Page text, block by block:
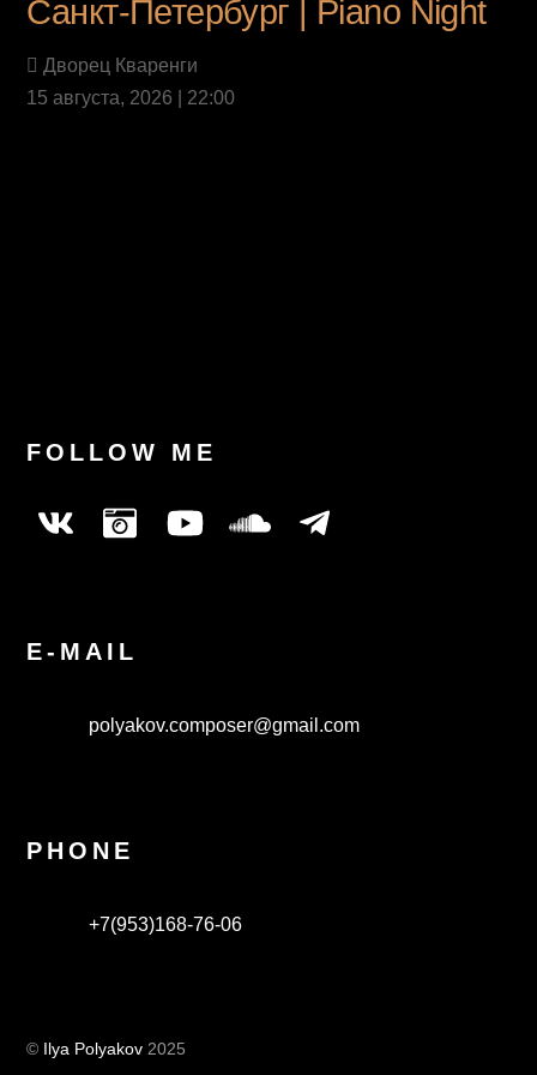
Санкт-Петербург | Piano Night
Дворец Кваренги
15 августа, 2026 | 22:00
FOLLOW ME
E-MAIL
polyakov.composer@gmail.com
PHONE
+7(953)168-76-06
© Ilya Polyakov 2025